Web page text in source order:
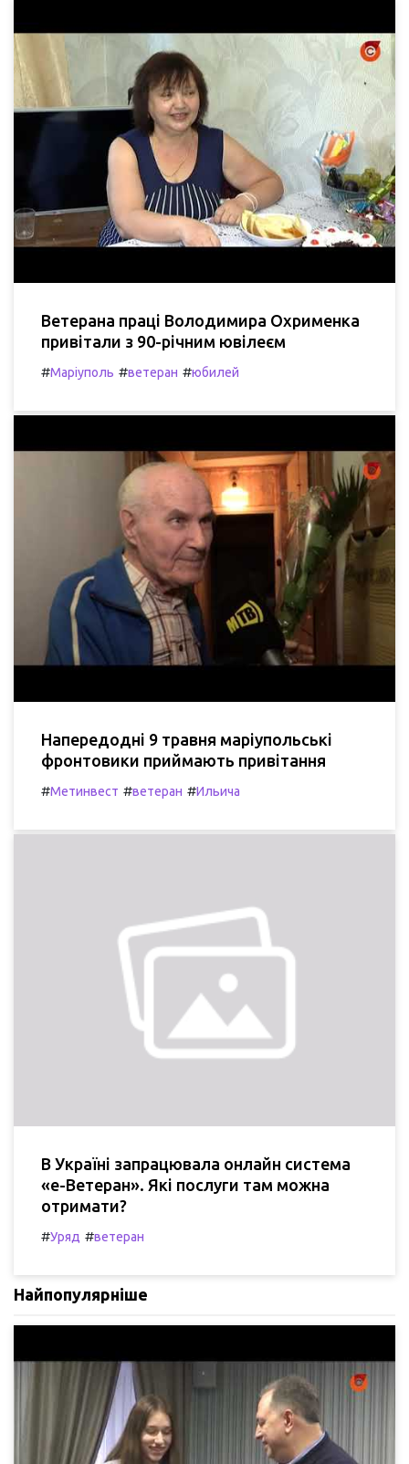
Ветерана праці Володимира Охрименка
привітали з 90-річним ювілеєм
#Маріуполь #ветеран #юбилей
Напередодні 9 травня маріупольські
фронтовики приймають привітання
#Метинвест #ветеран #Ильича
В Україні запрацювала онлайн система
«е-Ветеран». Які послуги там можна
отримати?
#Уряд #ветеран
Найпопулярніше